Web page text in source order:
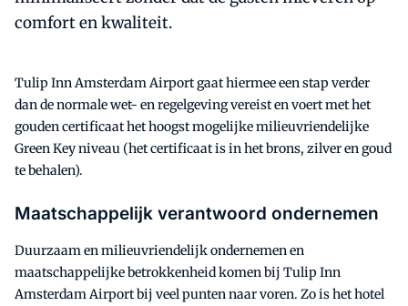
comfort en kwaliteit.
Tulip Inn Amsterdam Airport gaat hiermee een stap verder
dan de normale wet- en regelgeving vereist en voert met het
gouden certificaat het hoogst mogelijke milieuvriendelijke
Green Key niveau (het certificaat is in het brons, zilver en goud
te behalen).
Maatschappelijk verantwoord ondernemen
Duurzaam en milieuvriendelijk ondernemen en
maatschappelijke betrokkenheid komen bij Tulip Inn
Amsterdam Airport bij veel punten naar voren. Zo is het hotel